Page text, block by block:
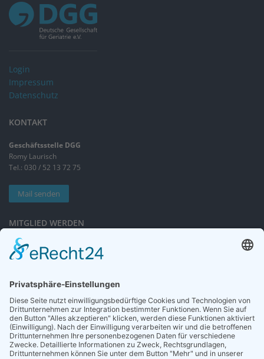
Login
Impressum
Datenschutz
KONTAKT
Geschäftsstelle DGG
Romy Laurisch
Tel.: 030 / 52 13 72 75
Mail senden
MITGLIED WERDEN
Sieben gute Gründe
für Ihre Mitgliedschaft
NEWSLETTER
Neuigkeiten rund um die Geriatrie und die DGG – regelmäßig in Ihrem